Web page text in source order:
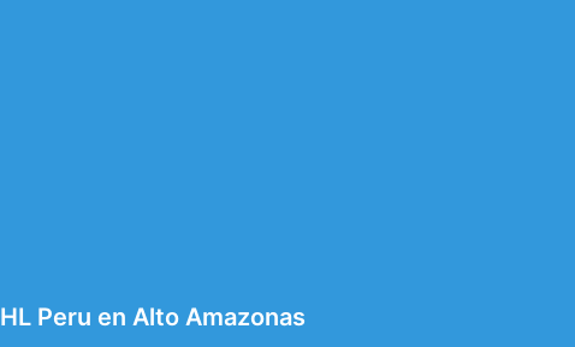
Peru en Alto Amazonas